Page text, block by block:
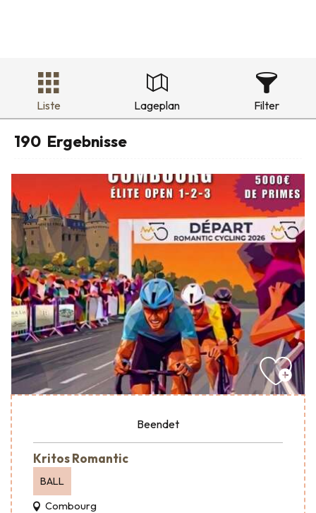
Liste Lageplan Filter
190 Ergebnisse
Beendet
Kritos Romantic
BALL
Combourg